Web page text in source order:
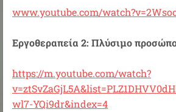
www.youtube.com/
Εργοθεραπεία 2: Πλύσιμο
https://m.youtube.com/watch?
wl7-YQi9dr&index=4